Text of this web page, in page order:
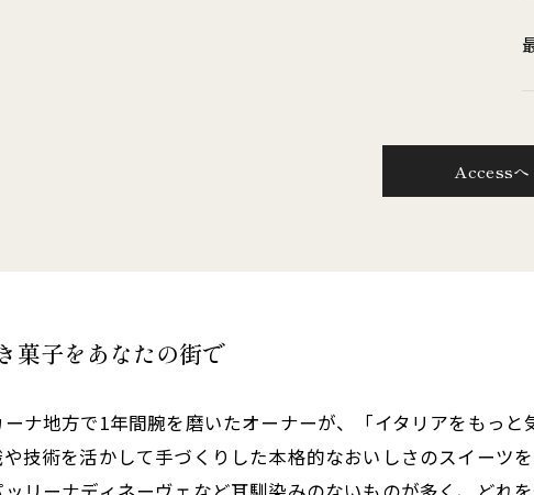
Accessへ
菓子をあなたの街で
ナ地方で1年間腕を磨いたオーナーが、「イタリアをもっ
や技術を活かして手づくりした本格的なおいしさのスイーツ